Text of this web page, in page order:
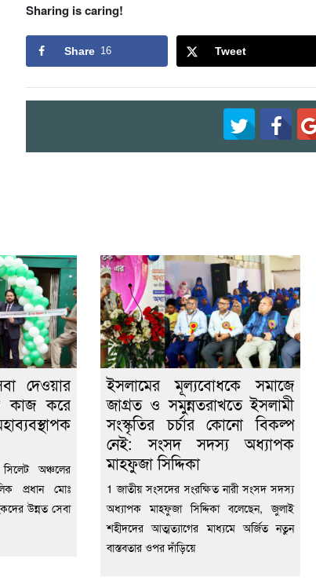
Sharing is caring!
Share 16 Tweet
দেওয়ার
কাজ করে
অঞ্চলের
প্রধান মোঃ
উন্নত সেবা
ইসলামের মূল্যবোধকে সমাজে
জাগ্রত ও সমুন্নতরাখতে ইসলামী
সংস্কৃতির চর্চার কোনো বিকল্প
নেই: সংসদ সদস্য অধ্যাপক
মাহফুজা সিদ্দিকা
1 জাতীয় সংসদের সংরক্ষিত নারী সংসদ সদস্য
অধ্যাপক মাহফুজা সিদ্দিকা বলেছেন, জুলাই
শহীদদের আত্মত্যাগের মাধ্যমে অর্জিত নতুন
বাস্তবতার ওপর দাঁড়িয়ে